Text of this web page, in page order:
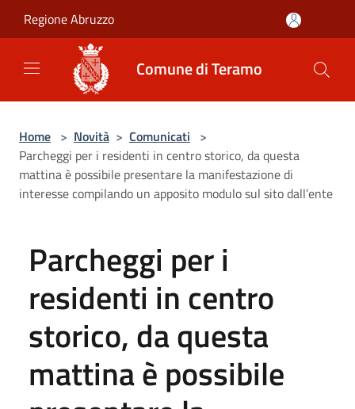
Regione Abruzzo
Comune di Teramo
Home > Novità > Comunicati >
Parcheggi per i residenti in centro storico, da questa
mattina è possibile presentare la manifestazione di
interesse compilando un apposito modulo sul sito dall’ente
Parcheggi per i
residenti in centro
storico, da questa
mattina è possibile